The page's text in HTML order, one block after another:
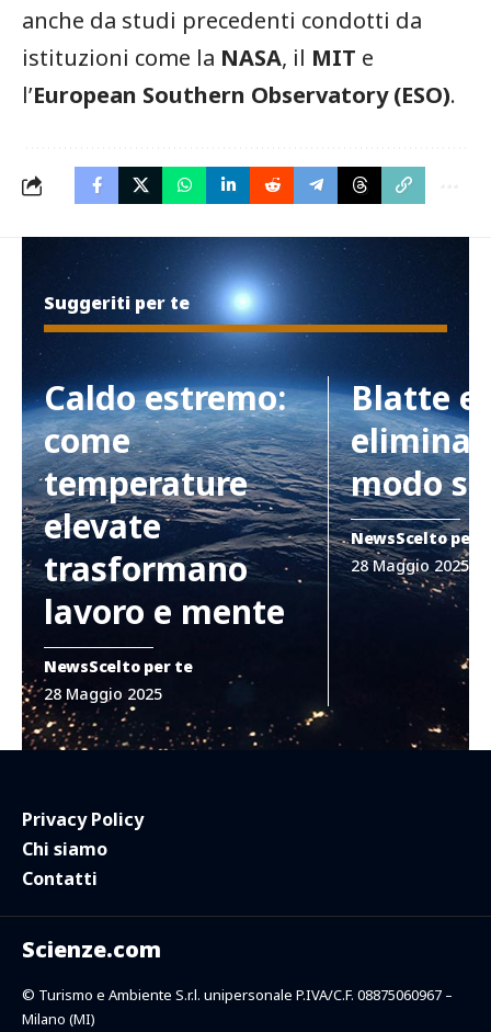
anche da studi precedenti condotti da
istituzioni come la NASA, il MIT e
l’European Southern Observatory (ESO).
Suggeriti per te
Caldo estremo:
come
temperature
elevate
trasformano
lavoro e mente
NewsScelto per te
28 Maggio 2025
Blatte e
modo
NewsScelto per
28 Maggio 2025
Scienze.com
© Turismo e Ambiente S.r.l. unipersonale P.IVA/C.F. 08875060967 –
Milano (MI)
Privacy Policy
Chi siamo
Contatti